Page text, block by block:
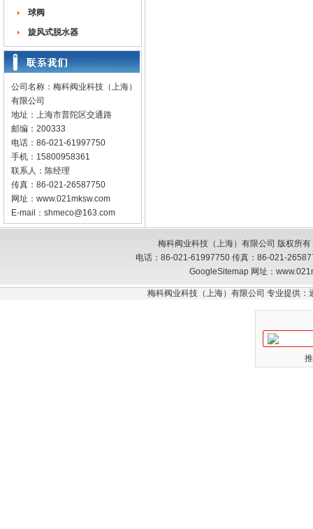
球阀
旋风式脱水器
公司名称：梅科阀业科技（上海）
有限公司
地址：上海市普陀区交通路
邮编：200333
电话：86-021-61997750
手机：15800958361
联系人：陈经理
传真：86-021-26587750
网址： www.021mksw.com
E-mail： shmeco@163.com
梅科阀业科技（上海）有限公司 版权所
电话：86-021-61997750 传真：86-021-
GoogleSitemap网址：
梅科阀业科技（上海）有限公司 专业提供